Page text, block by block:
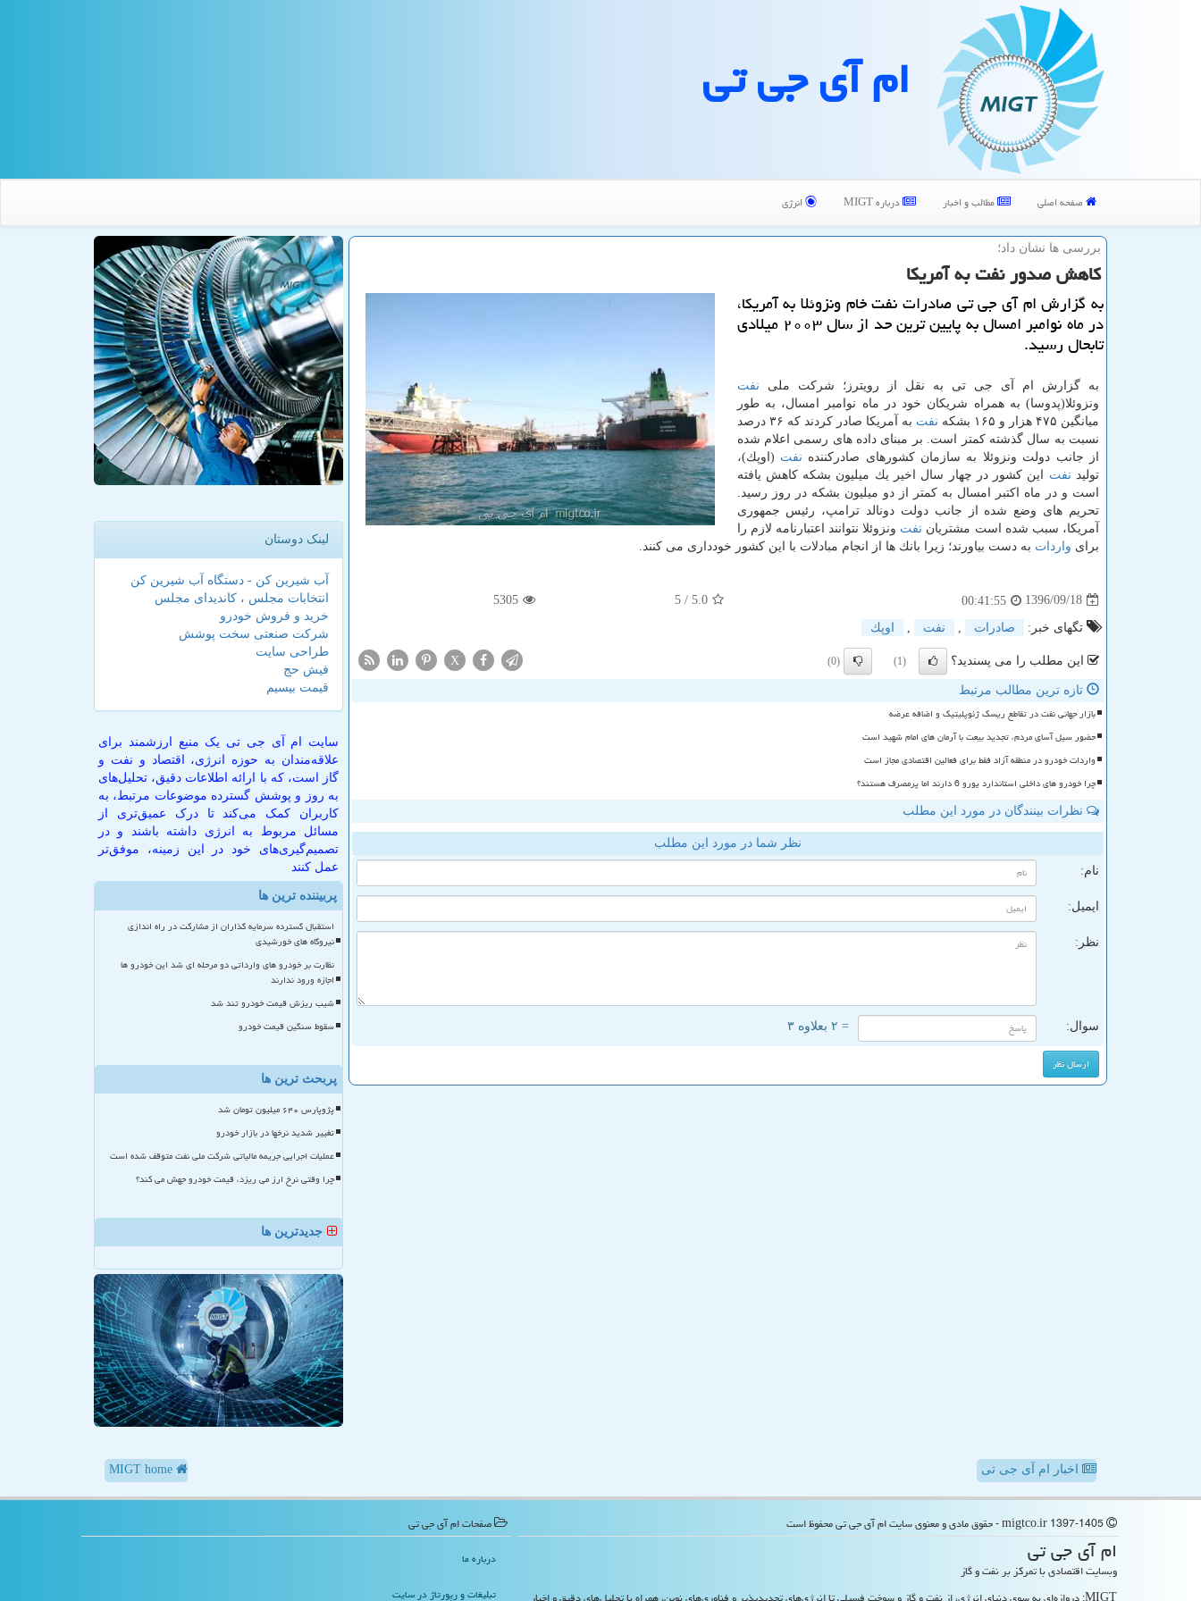
ام آی جی تی
صفحه اصلی مطالب و اخبار درباره MIGT انرژی
بررسی ها نشان داد؛
كاهش صدور نفت به آمریكا
به گزارش ام آی جی تی صادرات نفت خام ونزوئلا به آمریكا،
در ماه نوامبر امسال به پایین ترین حد از سال ۲۰۰۳ میلادی
تابحال رسید.
به گزارش ام آی جی تی به نقل از رویترز؛ شركت ملی نفت
ونزوئلا(پدوسا) به همراه شریكان خود در ماه نوامبر امسال، به طور
میانگین ۴۷۵ هزار و ۱۶۵ بشكه
نفت
به آمریكا صادر كردند كه ۳۶ درصد
نسبت به سال گذشته كمتر است. بر مبنای داده های رسمی اعلام شده
از جانب دولت ونزوئلا به سازمان كشورهای صادركننده نفت (اوپك)،
تولید نفت این كشور در چهار سال اخیر یك میلیون بشكه كاهش یافته
است و در ماه اكتبر امسال به كمتر از دو میلیون بشكه در روز رسید.
تحریم های وضع شده از جانب دولت دونالد ترامپ، رئیس جمهوری
آمریكا، سبب شده است مشتریان نفت ونزوئلا نتوانند اعتبارنامه لازم را
برای واردات به دست بیاورند؛ زیرا بانك ها از انجام مبادلات با این كشور خودداری می كنند.
1396/09/18
00:41:55
5.0
/ 5
5305
تگهای خبر: صادرات نفت اوپك
این مطلب را می پسندید؟ (1)
(0)
X
تازه ترین مطالب مرتبط
بازار جهانی نفت در تقاطع ریسک ژئوپلیتیک و اضافه عرضه
حضور سیل آسای مردم، تجدید بیعت با آرمان های امام شهید است
واردات خودرو در منطقه آزاد فقط برای فعالین اقتصادی مجاز است
چرا خودرو های داخلی استاندارد یورو 6 دارند اما پرمصرف هستند؟
نظرات بینندگان در مورد این مطلب
نظر شما در مورد این مطلب
نام:
ایمیل:
نظر:
سوال: = ۲ بعلاوه ۳
لینک دوستان
آب شیرین کن - دستگاه آب شیرین کن
انتخابات مجلس ، کاندیدای مجلس
خرید و فروش خودرو
شرکت صنعتی سخت پوشش
طراحی سایت
فیش حج
قیمت بیسیم
سایت ام آی جی تی یک منبع ارزشمند برای
علاقه‌مندان به حوزه انرژی، اقتصاد و نفت و
گاز است، که با ارائه اطلاعات دقیق، تحلیل‌های
به روز و پوشش گسترده موضوعات مرتبط، به
کاربران کمک می‌کند تا درک عمیق‌تری از
مسائل مربوط به انرژی داشته باشند و در
تصمیم‌گیری‌های خود در این زمینه، موفق‌تر
عمل کنند
پربیننده ترین ها
استقبال گسترده سرمایه گذاران از مشارکت در راه اندازی
نیروگاه های خورشیدی
نظارت بر خودرو های وارداتی دو مرحله ای شد این خودرو ها
اجازه ورود ندارند
شیب ریزش قیمت خودرو تند شد
سقوط سنگین قیمت خودرو
پربحث ترین ها
پژوپارس ۶۴۰ میلیون تومان شد
تغییر شدید نرخها در بازار خودرو
عملیات اجرایی جریمه مالیاتی شرکت ملی نفت متوقف شده است
چرا وقتی نرخ ارز می ریزد، قیمت خودرو جهش می کند؟
جدیدترین ها
اخبار ام آی جی تی
ام آی جی تی
وبسایت اقتصادی با تمرکز بر نفت و گاز
صفحات ام آی جی تی
درباره ما
تبلیغات و رپورتاژ در سایت